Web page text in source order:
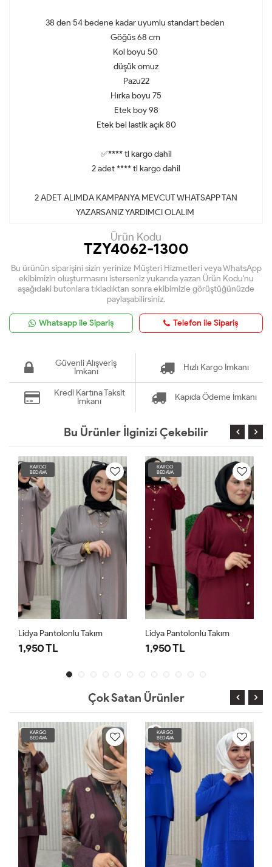
38 den 54 bedene kadar uyumlu standart beden
Göğüs 68 cm
Kol boyu 50
düşük omuz
Pazu22
Hırka boyu 75
Etek boy 98
Etek bel lastik açık 80
✅**** tl kargo dahil
2 adet **** tl kargo dahil
2 ADET ALIMDA KAMPANYA MEVCUT WHATSAPP TAN
YAZARSANIZ YARDIMCI OLALIM
Ürün Kodu
TZY4062-1300
Bu ürünün siparişini sizin yerinize Müşteri Hizmetleri veya WhatsApp
ekibimizin oluşturmasını isterseniz yukarıda yazan Ürün Kodu'nu
aşağıdaki butonlara tıkladıktan sonra ekibimizle görüştüğünüzde
paylaşabilirsiniz.
Whatsapp ile Sipariş Telefon ile Sipariş
Güvenli Alışveriş
İmkanı
Hızlı Kargo İmkanı
Kredi Kartına Taksit
İmkanı
Kapıda Ödeme İmkanı
Bu Ürünler İlginizi Çekebilir
KARGO
BEDAVA
Lidya Pantolonlu Takım
1,950 TL
KARGO
BEDAVA
Lidya Pantolonlu Takım
1,950 TL
Çok Satan Ürünler
KARGO
BEDAVA
KARGO
BEDAVA